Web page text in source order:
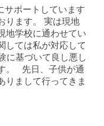
サポートしています
ります。 実は現地
地学校に通わせてい
しては私が対応して
に基づいて良し悪し
。 先日、子供が通
りまして行ってきま